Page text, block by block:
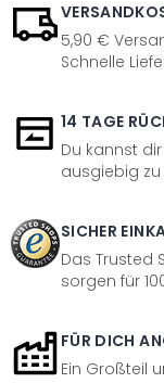
5,90 €
Schnelle
14 TAGE
Du kannst
ausgiebig
SICHER
Das Trusted
sorgen für
FÜR DICH
Ein Großteil